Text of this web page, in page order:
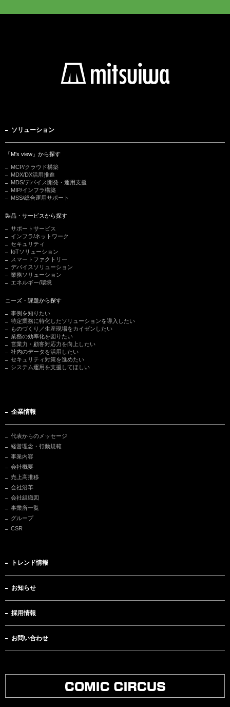
ソリューション
「M's view」から探す
MCP/クラウド構築
MDX/DX活用推進
MDS/デバイス開発・運用支援
MIP/インフラ構築
MSS/総合運用サポート
製品・サービスから探す
サポートサービス
インフラ/ネットワーク
セキュリティ
IoTソリューション
スマートファクトリー
デバイスソリューション
業務ソリューション
エネルギー/環境
ニーズ・課題から探す
事例を知りたい
特定業務に特化したソリューションを導入したい
ものづくり／生産現場をカイゼンしたい
業務の効率化を図りたい
営業力・顧客対応力を向上したい
社内のデータを活用したい
セキュリティ対策を進めたい
システム運用を支援してほしい
企業情報
代表からのメッセージ
経営理念・行動規範
事業内容
会社概要
売上高推移
会社沿革
会社組織図
事業所一覧
グループ
CSR
トレンド情報
お知らせ
採用情報
お問い合わせ